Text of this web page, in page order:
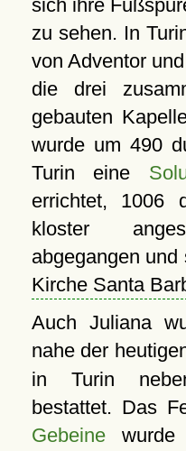
sich ihre
zu sehen. In
von Adventor
die drei
gebauten
wurde um 490
Turin eine
errichtet, 1006
kloster
abgegangen
Kirche Santa
Auch Juliana
nahe der
in Turin
bestattet. Das
Gebeinewurde